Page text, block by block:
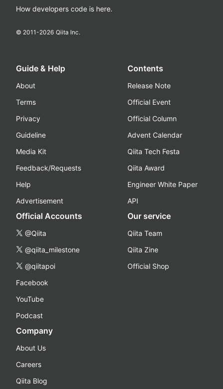
How developers code is here.
© 2011-2026 Qiita Inc.
Guide & Help
About
Terms
Privacy
Guideline
Media Kit
Feedback/Requests
Help
Advertisement
Contents
Release Note
Official Event
Official Column
Advent Calendar
Qiita Tech Festa
Qiita Award
Engineer White Paper
API
Official Accounts
@Qiita
@qiita_milestone
@qiitapoi
Facebook
YouTube
Podcast
Our service
Qiita Team
Qiita Zine
Official Shop
Company
About Us
Careers
Qiita Blog